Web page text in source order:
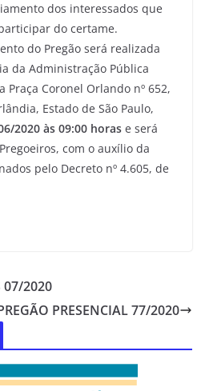
dos interessados que
do certame.
do Pregão será realizada
da Administração Pública
Coronel Orlando nº 652,
Estado de São Paulo,
2020 às 09:00 horas e será
com o auxílio da
pelo Decreto nº 4.605, de
07/2020
PRESENCIAL 77/2020